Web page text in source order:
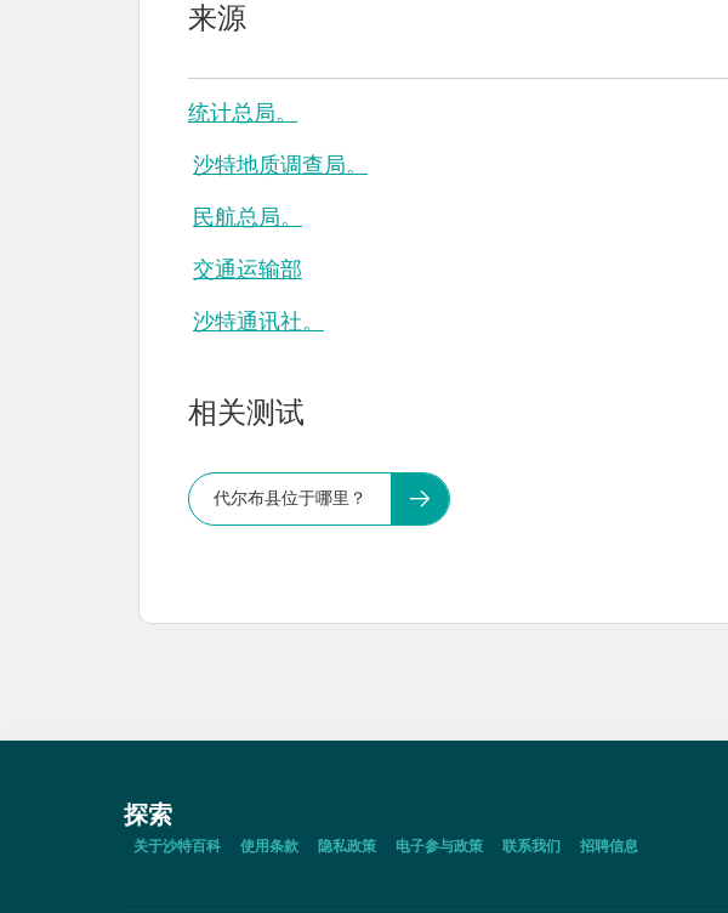
来源
统计总局。
沙特地质调查局。
民航总局。
交通运输部
沙特通讯社。
相关测试
代尔布县位于哪里？
探索
关于沙特百科 使用条款 隐私政策 电子参与政策 联系我们 招聘信息